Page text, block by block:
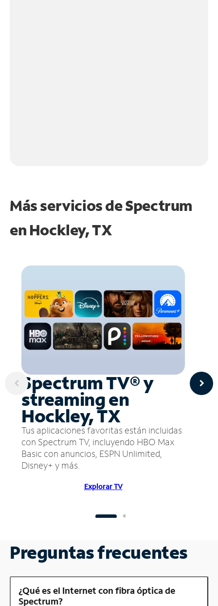
Más servicios de Spectrum
en Hockley, TX
Spectrum TV® y
streaming en
Hockley, TX
Tus aplicaciones favoritas están incluidas
con Spectrum TV, incluyendo HBO Max
Basic con anuncios, ESPN Unlimited,
Disney+ y más.
Explorar TV
Preguntas frecuentes
¿Qué es el Internet con fibra óptica de
Spectrum?